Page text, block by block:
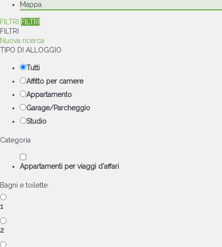
Mappa
FILTRI
FILTRI
FILTRI
Nuova ricerca
TIPO DI ALLOGGIO
Tutti
Affitto per camere
Appartamento
Garage/Parcheggio
Studio
Categoria
Appartamenti per viaggi d'affari
Bagni e toilette
1
2